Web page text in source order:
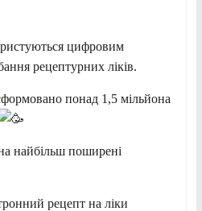
цифровим
рецептурних ліків.
понад 1,5 мільйона
найбільш поширені
рецепт на ліки